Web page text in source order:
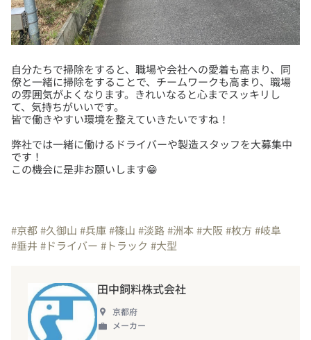
自分たちで掃除をすると、職場や会社への愛着も高まり、同
僚と一緒に掃除をすることで、チームワークも高まり、職場
の雰囲気がよくなります。きれいなると心までスッキリし
て、気持ちがいいです。
弊社では一緒に働けるドライバーや製造スタッフを大募集中
です！
この機会に是非お願いします😁
#京都#久御山 #兵庫#篠山 #淡路#洲本#大阪 #枚方#岐阜
#垂井 #ドライバー #トラック #大型
田中飼料株式会社
京都府
メーカー